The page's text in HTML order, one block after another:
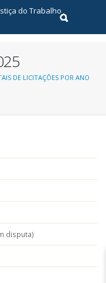
Realizar
DE LICITAÇÕES POR ANO
disputa)